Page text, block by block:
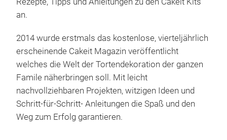
an.
2014 wurde erstmals das kostenlose, vierteljährlich
erscheinende Cakeit Magazin veröffentlicht
welches die Welt der Tortendekoration der ganzen
Famile näherbringen soll. Mit leicht
nachvollziehbaren Projekten, witzigen Ideen und
Schritt-für-Schritt- Anleitungen die Spaß und den
Weg zum Erfolg garantieren.